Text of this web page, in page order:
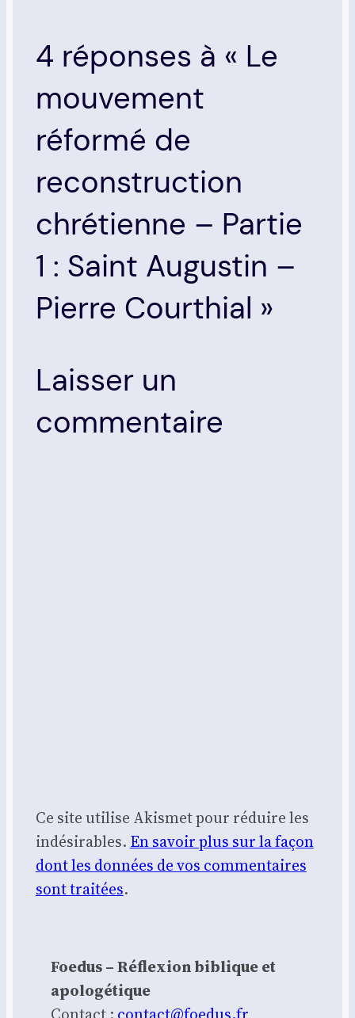
4 réponses à « Le
mouvement
réformé de
reconstruction
chrétienne – Partie
1 : Saint Augustin –
Pierre Courthial »
Laisser un
commentaire
Ce site utilise Akismet pour réduire les
indésirables. En savoir plus sur la façon
dont les données de vos commentaires
sont traitées.
Foedus – Réflexion biblique et
apologétique
Contact : contact@foedus.fr